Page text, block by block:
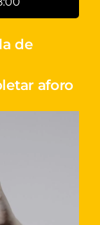
de
aforo